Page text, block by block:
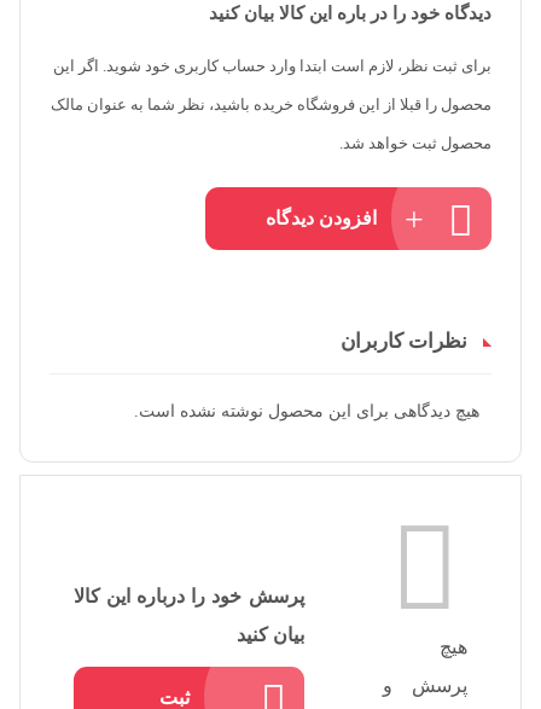
دیدگاه خود را در باره این کالا بیان کنید
برای ثبت نظر، لازم است ابتدا وارد حساب کاربری خود شوید. اگر این
محصول را قبلا از این فروشگاه خریده باشید، نظر شما به عنوان مالک
محصول ثبت خواهد شد.
افزودن دیدگاه
نظرات کاربران
هیچ دیدگاهی برای این محصول نوشته نشده است.
هیچ
پرسش و
پرسش خود را درباره این کالا
بیان کنید
ثبت